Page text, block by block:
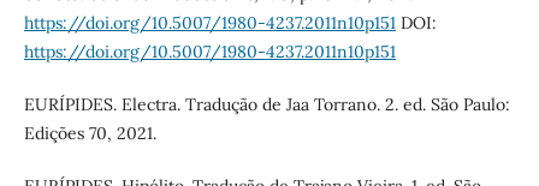
https://doi.org/10.5007/1980-4237.2011n10p151DOI:
https://doi.org/10.5007/1980-4237.2011n10p151
EURÍPIDES. Electra. Tradução de Jaa Torrano. 2. ed. São Paulo:
Edições 70, 2021.